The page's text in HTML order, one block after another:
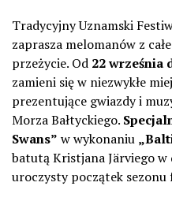
Tradycyjny Uznamski
zaprasza melomanów z
przeżycie. Od 22 września
zamieni się w niezwykłe
prezentujące gwiazdy i
Morza Bałtyckiego.
Swans” w wykonaniu
batutą Kristjana Järviego w
uroczysty początek sezonu